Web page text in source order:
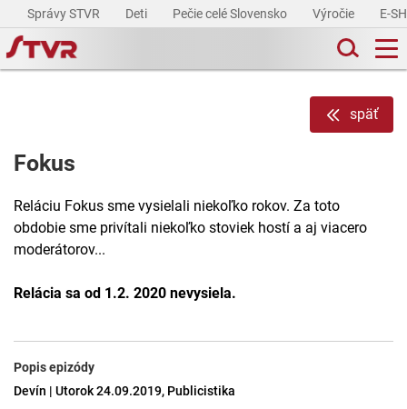
Správy STVR Deti Pečie celé Slovensko Výročie E-
späť
Fokus
Reláciu Fokus sme vysielali niekoľko rokov. Za toto
obdobie sme privítali niekoľko stoviek hostí a aj viacero
moderátorov...
Relácia sa od 1.2. 2020 nevysiela.
Popis epizódy
Devín | Utorok 24.09.2019, Publicistika